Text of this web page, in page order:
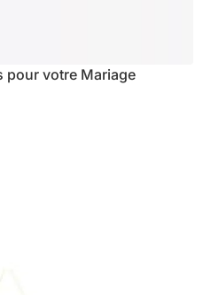
pour votre Mariage